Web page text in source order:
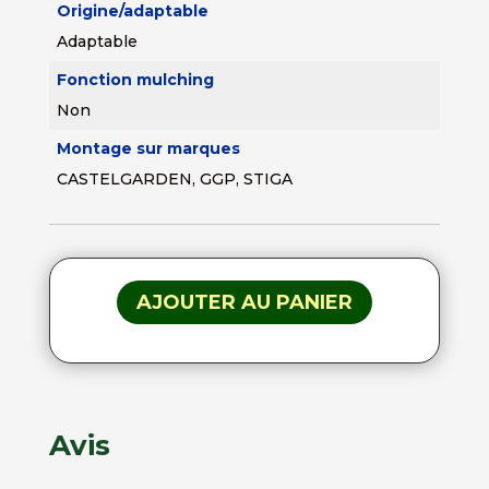
Origine/adaptable
Adaptable
Fonction mulching
Non
Montage sur marques
CASTELGARDEN, GGP, STIGA
AJOUTER AU PANIER
Avis